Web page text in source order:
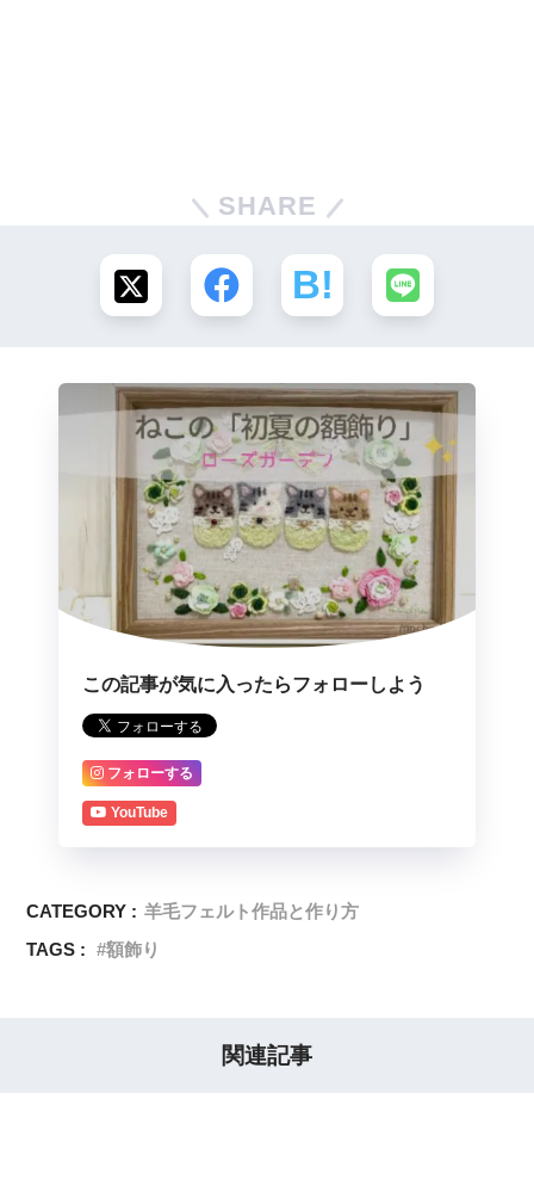
SHARE
この記事が気に入ったらフォローしよう
フォローする
YouTube
CATEGORY : 羊毛フェルト作品と作り方
TAGS :
額飾り
関連記事